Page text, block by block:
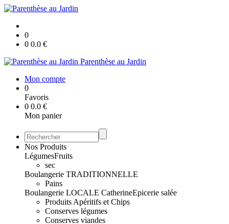
0
0 0.0 €
Parenthèse au Jardin
Mon compte
0
Favoris
0 0.0 €
Mon panier
Nos Produits
LégumesFruits
sec
Boulangerie TRADITIONNELLE
Pains
Boulangerie LOCALE CatherineEpicerie salée
Produits Apéritifs et Chips
Conserves légumes
Conserves viandes